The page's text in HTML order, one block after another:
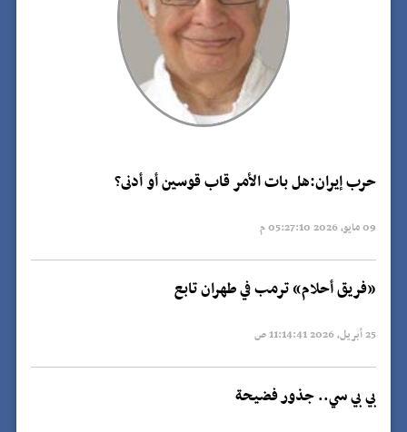
حرب إيران:هل بات الأمر قاب قوسين أو أدنى؟
09 مايو, 2026 05:27:10 م
«فريق أحلام» ترمب في طهران تابع
25 أبريل, 2026 11:14:41 ص
بي بي سي.. جذور فضيحة